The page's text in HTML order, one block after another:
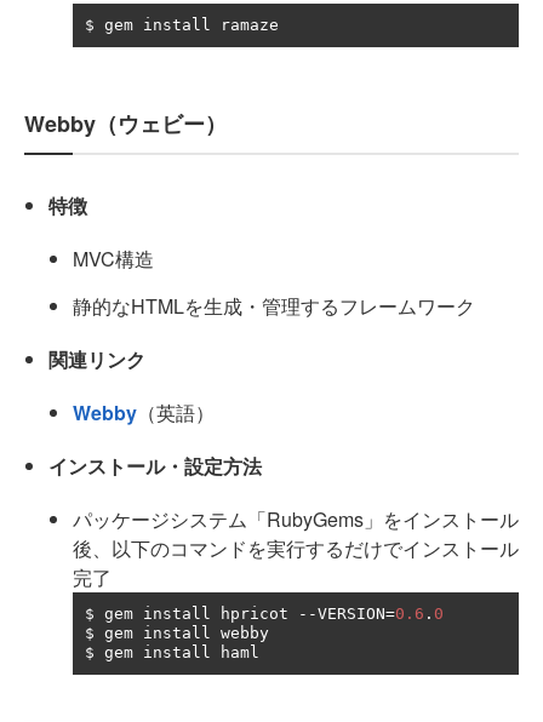
$ gem install ramaze
Webby（ウェビー）
特徴
MVC構造
静的なHTMLを生成・管理するフレームワーク
関連リンク
Webby （英語）
インストール・設定方法
パッケージシステム「RubyGems」をインストール
後、以下のコマンドを実行するだけでインストール
完了
$ gem install hpricot --VERSION=0.6 . 0
$ gem install webby
$ gem install haml